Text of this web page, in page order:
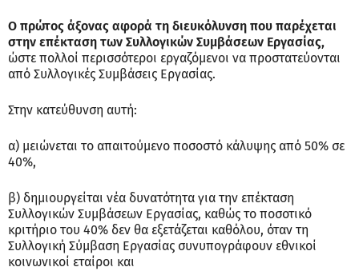
Ο πρώτος άξονας αφορά τη διευκόλυνση που παρέχεται
στην επέκταση των Συλλογικών Συμβάσεων Εργασίας,
ώστε πολλοί περισσότεροι εργαζόμενοι να προστατεύονται
από Συλλογικές Συμβάσεις Εργασίας.
Στην κατεύθυνση αυτή:
α) μειώνεται το απαιτούμενο ποσοστό κάλυψης από 50% σε
40%,
β) δημιουργείται νέα δυνατότητα για την επέκταση
Συλλογικών Συμβάσεων Εργασίας, καθώς το ποσοτικό
κριτήριο του 40% δεν θα εξετάζεται καθόλου, όταν τη
Συλλογική Σύμβαση Εργασίας συνυπογράφουν εθνικοί
κοινωνικοί εταίροι και